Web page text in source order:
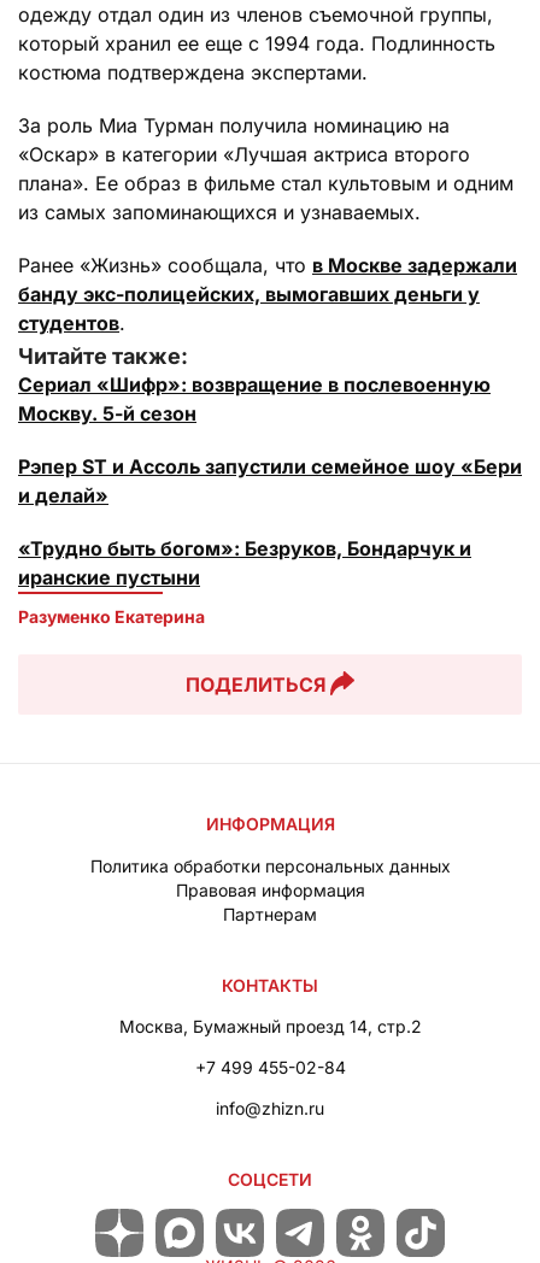
одежду отдал один из членов съемочной группы,
который хранил ее еще с 1994 года. Подлинность
костюма подтверждена экспертами.
За роль Миа Турман получила номинацию на
«Оскар» в категории «Лучшая актриса второго
плана». Ее образ в фильме стал культовым и одним
из самых запоминающихся и узнаваемых.
Ранее «Жизнь» сообщала, что в Москве задержали
банду экс-полицейских, вымогавших деньги у
студентов.
Читайте также:
Сериал «Шифр»: возвращение в послевоенную
Москву. 5-й сезон
Рэпер ST и Ассоль запустили семейное шоу «Бери
и делай»
«Трудно быть богом»: Безруков, Бондарчук и
иранские пустыни
Разуменко Екатерина
ПОДЕЛИТЬСЯ
ИНФОРМАЦИЯ
Политика обработки персональных данных
Правовая информация
Партнерам
КОНТАКТЫ
Москва, Бумажный проезд 14, стр.2
+7 499 455-02-84
info@zhizn.ru
СОЦСЕТИ